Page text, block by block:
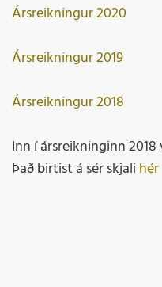
Ársreikningur 2020
Ársreikningur 2019
Ársreikningur 2018
Inn í ársreikninginn
Það birtist á sér skjali hér